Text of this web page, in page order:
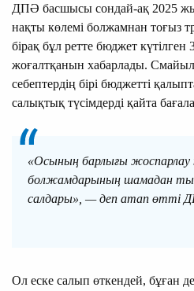
ДПӘ басшысы сондай-ақ 2025
нақты көлемі болжамнан тоғыз
бірақ бұл ретте бюджет күтілген
жоғалтқанын хабарлады.
себептердің бірі бюджетті
салықтық түсімдерді қайта
«Осының барлығы жоспарлау
болжамдарының шамадан
салдары», — деп атап өтті
Ол еске салып өткендей, бұған